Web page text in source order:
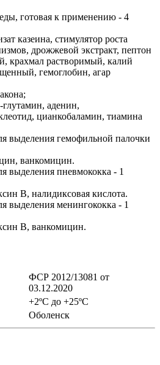
готовая к применению - 4
казеина, стимулятор роста
дрожжевой экстракт, пептон
крахмал растворимый, калий
гемоглобин, агар
аденин,
цианкобаламин, тиамина
выделения гемофильной палочки
ванкомицин.
выделения пневмококка - 1
В, налидиксовая кислота.
выделения менингококка - 1
В, ванкомицин.
ФСР 2012/13081 от
03.12.2020
+2ºC до +25ºC
Оболенск